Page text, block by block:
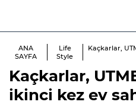
ANA
SAYFA
Life
Style
Kaçkarlar,
Kaçkarlar,
ikinci kez ev